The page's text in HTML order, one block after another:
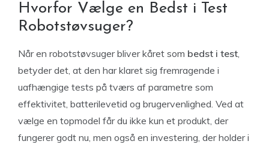
Hvorfor Vælge en Bedst i Test
Robotstøvsuger?
Når en robotstøvsuger bliver kåret som bedst i test,
betyder det, at den har klaret sig fremragende i
uafhængige tests på tværs af parametre som
effektivitet, batterilevetid og brugervenlighed. Ved at
vælge en topmodel får du ikke kun et produkt, der
fungerer godt nu, men også en investering, der holder i